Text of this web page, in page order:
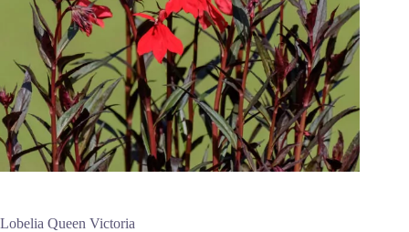
Lobelia Queen Victoria